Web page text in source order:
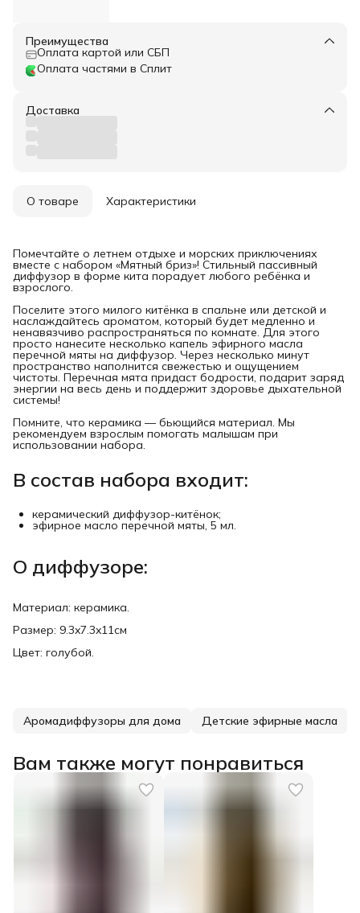
Преимущества
Оплата картой или СБП
Оплата частями в Сплит
Доставка
О товаре Характеристики
Помечтайте о летнем отдыхе и морских приключениях
вместе с набором «Мятный бриз»! Стильный пассивный
диффузор в форме кита порадует любого ребёнка и
взрослого.
Поселите этого милого китёнка в спальне или детской и
наслаждайтесь ароматом, который будет медленно и
ненавязчиво распространяться по комнате. Для этого
просто нанесите несколько капель эфирного масла
перечной мяты на диффузор. Через несколько минут
пространство наполнится свежестью и ощущением
чистоты. Перечная мята придаст бодрости, подарит заряд
энергии на весь день и поддержит здоровье дыхательной
системы!
Помните, что керамика — бьющийся материал. Мы
рекомендуем взрослым помогать малышам при
использовании набора.
В состав набора входит:
керамический диффузор-китёнок;
эфирное масло перечной мяты, 5 мл.
О диффузоре:
Материал: керамика.
Размер: 9.3x7.3x11см
Цвет: голубой.
Аромадиффузоры для дома Детские эфирные масла
Вам также могут понравиться